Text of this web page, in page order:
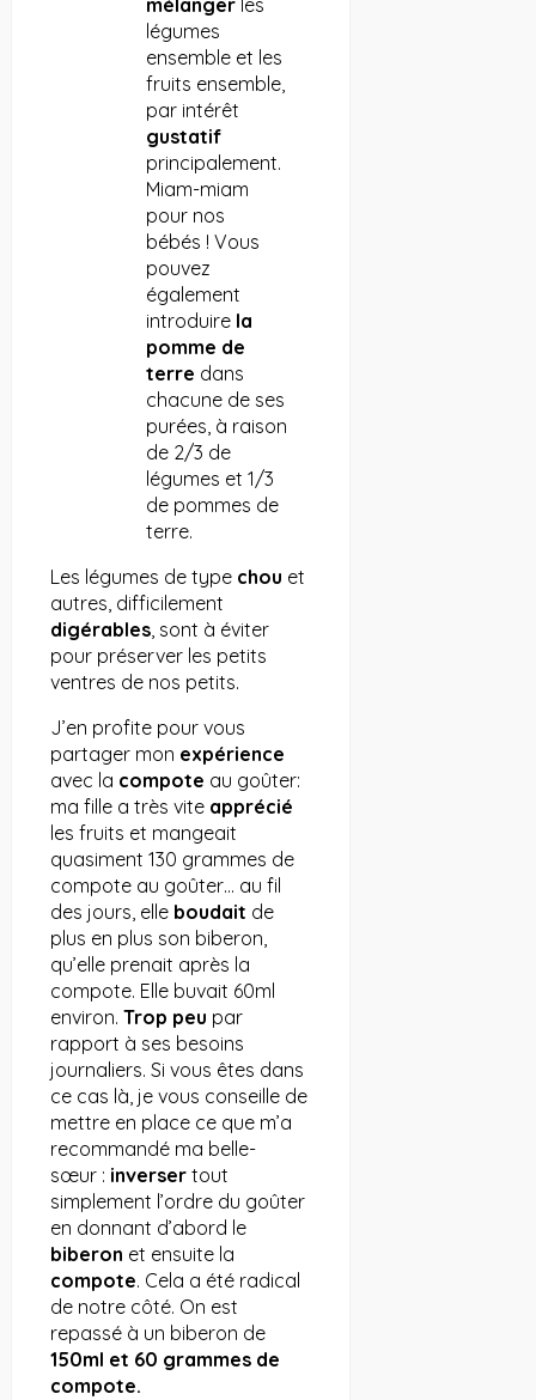
mélangerles
légumes
ensemble et les
fruits ensemble,
par intérêt
gustatif
principalement.
Miam-miam
pour nos
bébés ! Vous
pouvez
également
introduire la
pomme de
terre dans
chacune de ses
purées, à raison
de 2/3 de
légumes et 1/3
de pommes de
terre.
Les légumes de type chou et
autres, difficilement
digérables, sont à éviter
pour préserver les petits
ventres de nos petits.
J’en profite pour vous
partager mon expérience
avec la compote au goûter:
ma fille a très vite apprécié
les fruits et mangeait
quasiment 130 grammes de
compote au goûter… au fil
des jours, elle boudait de
plus en plus son biberon,
qu’elle prenait après la
compote. Elle buvait 60ml
environ. Trop peu par
rapport à ses besoins
journaliers. Si vous êtes dans
ce cas là, je vous conseille de
mettre en place ce que m’a
recommandé ma belle-
sœur : inversertout
simplement l’ordre du goûter
en donnant d’abord le
biberon et ensuite la
compote. Cela a été radical
de notre côté. On est
repassé à un biberon de
150ml et 60 grammes de
compote.